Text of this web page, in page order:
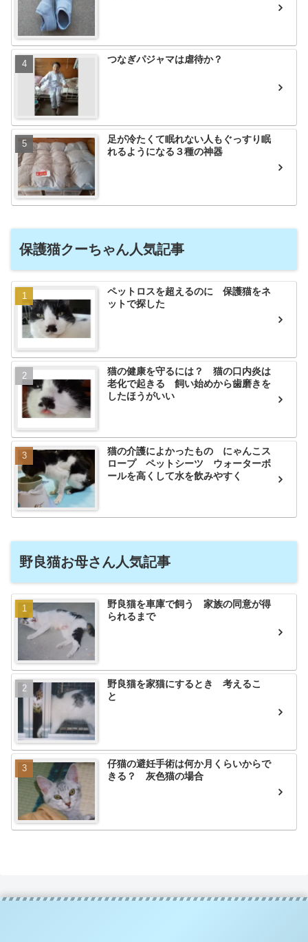
つなぎパジャマは虐待か？
足が冷たくて眠れない人もぐっすり眠
れるようになる３種の神器
保護猫クーちゃん人気記事
ペットロスを超えるのに 保護猫をネ
ットで探した
猫の健康を守るには？ 猫の口内炎は
老化で起きる 飼い始めから歯磨きを
したほうがいい
猫の介護によかったもの にゃんこス
ロープ ペットシーツ ウォーターボ
ールを高くして水を飲みやすく
野良猫お母さん人気記事
野良猫を車庫で飼う 家族の同意が得
られるまで
野良猫を家猫にするとき 考えるこ
と
仔猫の避妊手術は何か月くらいからで
きる？ 灰色猫の場合